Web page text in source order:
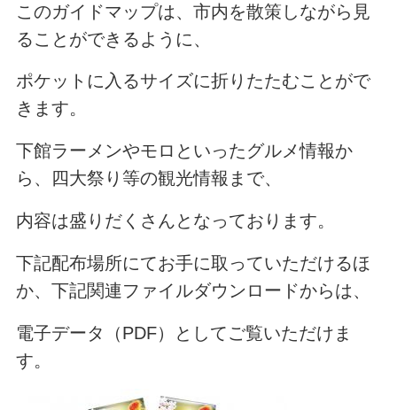
このガイドマップは、市内を散策しながら見
ることができるように、
ポケットに入るサイズに折りたたむことがで
きます。
下館ラーメンやモロといったグルメ情報か
ら、四大祭り等の観光情報まで、
内容は盛りだくさんとなっております。
下記配布場所にてお手に取っていただけるほ
か、下記関連ファイルダウンロードからは、
電子データ（PDF）としてご覧いただけま
す。